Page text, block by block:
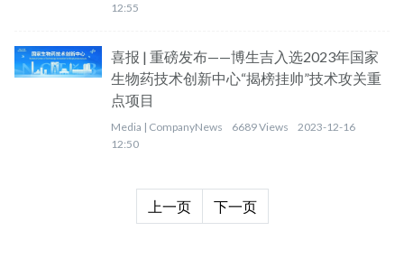
12:55
喜报 | 重磅发布——博生吉入选2023年国家
生物药技术创新中心“揭榜挂帅”技术攻关重
点项目
Media | CompanyNews 6689 Views
2023-12-16
12:50
上一页 下一页